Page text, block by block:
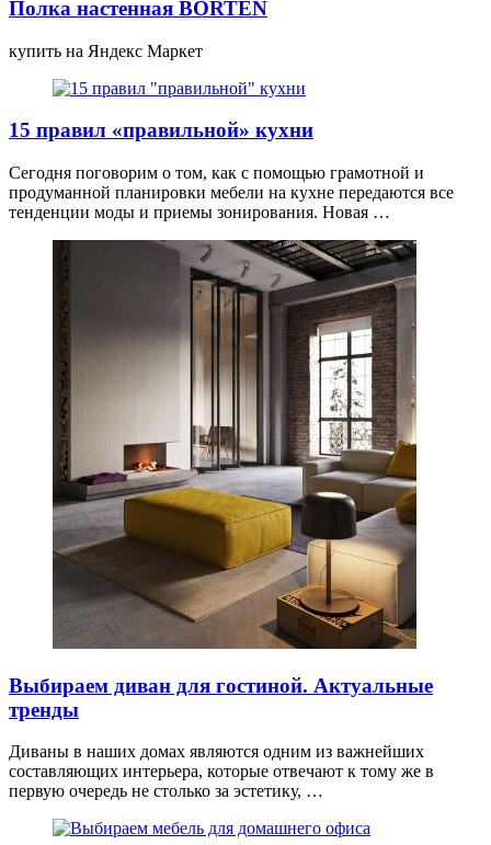
Полка настенная BORTEN
купить на Яндекс Маркет
15 правил «правильной» кухни
Сегодня поговорим о том, как с помощью грамотной и
продуманной планировки мебели на кухне передаются все
тенденции моды и приемы зонирования. Новая …
Выбираем диван для гостиной. Актуальные
тренды
Диваны в наших домах являются одним из важнейших
составляющих интерьера, которые отвечают к тому же в
первую очередь не столько за эстетику, …